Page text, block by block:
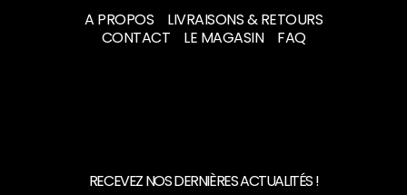
A PROPOS
LIVRAISONS & RETOURS
CONTACT
LE MAGASIN FAQ
RECEVEZ NOS DERNIÈRES ACTUALITÉS !